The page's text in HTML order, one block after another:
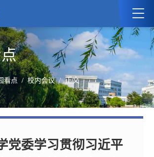
看点 / 校内会议/ 正文
党委学习贯彻习近平